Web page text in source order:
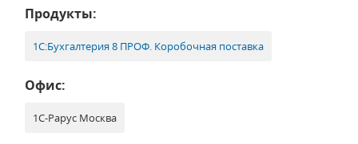
Продукты:
1С:Бухгалтерия 8 ПРОФ. Коробочная поставка
Офис:
1С-Рарус Москва